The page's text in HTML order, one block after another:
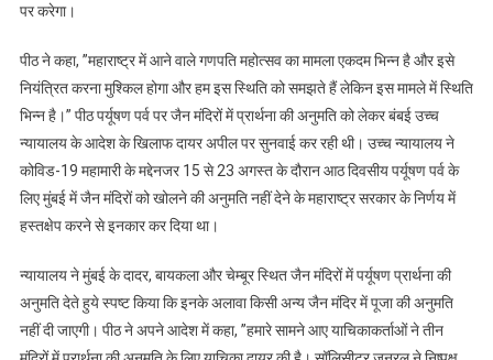
पर करेगा।
पीठ ने कहा, ”महाराष्ट्र में आने वाले गणपति महोत्सव का मामला एकदम भिन्न है और इसे
नियंत्रित करना मुश्किल होगा और हम इस स्थिति को समझते हैं लेकिन इस मामले में स्थिति
भिन्न है।” पीठ पर्यूषण पर्व पर जैन मंदिरों में प्रार्थना की अनुमति को लेकर बंबई उच्च
न्यायालय के आदेश के खिलाफ दायर अपील पर सुनवाई कर रही थी। उच्च न्यायालय ने
कोविड-19 महामारी के मद्देनजर 15 से 23 अगस्त के दौरान आठ दिवसीय पर्यूषण पर्व के
लिए मुंबई में जैन मंदिरों को खोलने की अनुमति नहीं देने के महाराष्ट्र सरकार के निर्णय में
हस्तक्षेप करने से इनकार कर दिया था।
न्यायालय ने मुंबई के दादर, बायकला और चेम्बूर स्थित जैन मंदिरों में पर्यूषण प्रार्थना की
अनुमति देते हुये स्पष्ट किया कि इनके अलावा किसी अन्य जैन मंदिर में पूजा की अनुमति
नहीं दी जाएगी। पीठ ने अपने आदेश में कहा, ”हमारे सामने आए याचिकाकर्ताओं ने तीन